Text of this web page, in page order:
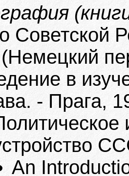
Советской
в
- Прага,
An